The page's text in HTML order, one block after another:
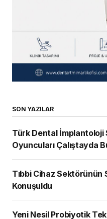
SON YAZILAR
Türk Dental İmplantoloji
Oyuncuları Çalıştayda
Tıbbi Cihaz Sektörünün
Konuşuldu
Yeni Nesil Probiyotik